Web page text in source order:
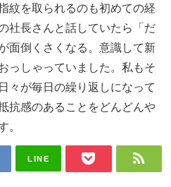
紋を取られるのも初めての経
社長さんと話していたら「だ
面倒くさくなる。意識して新
っしゃっていました。私もそ
々が毎日の繰り返しになって
抗感のあることをどんどんや
。
LINE